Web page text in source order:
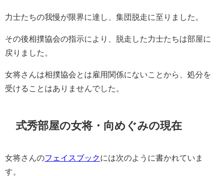
力士たちの我慢が限界に達し、集団脱走に至りました。
その後相撲協会の指示により、脱走した力士たちは部屋に
戻りました。
女将さんは相撲協会とは雇用関係にないことから、処分を
受けることはありませんでした。
式秀部屋の女将・向めぐみの現在
女将さんのフェイスブックには次のように書かれていま
す。